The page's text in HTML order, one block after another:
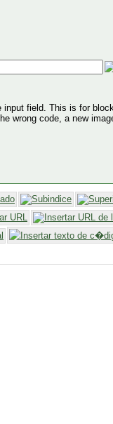
input field. This is for
wrong code, a new